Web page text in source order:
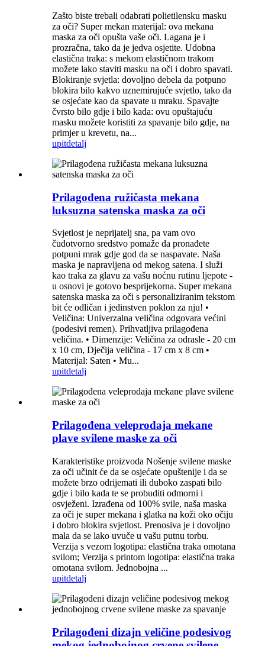
Zašto biste trebali odabrati polietilensku masku
za oči? Super mekan materijal: ova mekana
maska ​​za oči opušta vaše oči. Lagana je i
prozračna, tako da je jedva osjetite. Udobna
elastična traka: s mekom elastičnom trakom
možete lako staviti masku na oči i dobro spavati.
Blokiranje svjetla: dovoljno debela da potpuno
blokira bilo kakvo uznemirujuće svjetlo, tako da
se osjećate kao da spavate u mraku. Spavajte
čvrsto bilo gdje i bilo kada: ovu opuštajuću
masku možete koristiti za spavanje bilo gdje, na
primjer u krevetu, na...
upitdetalj
Prilagođena ružičasta mekana
luksuzna satenska maska ​​za oči
Svjetlost je neprijatelj sna, pa vam ovo
čudotvorno sredstvo pomaže da pronađete
potpuni mrak gdje god da se naspavate. Naša
maska ​​je napravljena od mekog satena. I služi
kao traka za glavu za vašu noćnu rutinu ljepote -
u osnovi je gotovo besprijekorna. Super mekana
satenska maska ​​za oči s personaliziranim tekstom
bit će odličan i jedinstven poklon za nju! •
Veličina: Univerzalna veličina odgovara većini
(podesivi remen). Prihvatljiva prilagođena
veličina. • Dimenzije: Veličina za odrasle - 20 cm
x 10 cm, Dječija veličina - 17 cm x 8 cm •
Materijal: Saten • Mu...
upitdetalj
Prilagođena veleprodaja mekane
plave svilene maske za oči
Karakteristike proizvoda Nošenje svilene maske
za oči učinit će da se osjećate opuštenije i da se
možete brzo odrijemati ili duboko zaspati bilo
gdje i bilo kada te se probuditi odmorni i
osvježeni. Izrađena od 100% svile, naša maska ​​
za oči je super mekana i glatka na koži oko očiju
i dobro blokira svjetlost. Prenosiva je i dovoljno
mala da se lako uvuče u vašu putnu torbu.
Verzija s vezom logotipa: elastična traka omotana
svilom; Verzija s printom logotipa: elastična traka
omotana svilom. Jednobojna ...
upitdetalj
Prilagođeni dizajn veličine podesivog